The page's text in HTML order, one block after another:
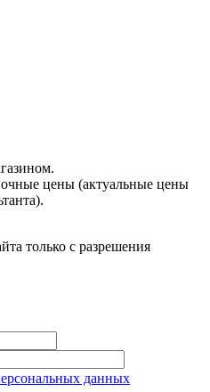
цены (актуальные цены
только с разрешения
данных